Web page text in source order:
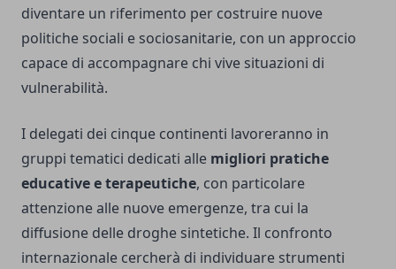
diventare un riferimento per costruire nuove
politiche sociali e sociosanitarie, con un approccio
capace di accompagnare chi vive situazioni di
vulnerabilità.
I delegati dei cinque continenti lavoreranno in
gruppi tematici dedicati alle migliori pratiche
educative e terapeutiche, con particolare
attenzione alle nuove emergenze, tra cui la
diffusione delle droghe sintetiche. Il confronto
internazionale cercherà di individuare strumenti